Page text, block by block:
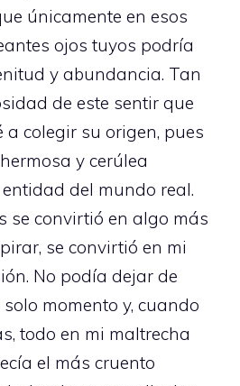
únicamente en esos
ojos tuyos podría
y abundancia. Tan
de este sentir que
colegir su origen, pues
y cerúlea
del mundo real.
se convirtió en algo más
se convirtió en mi
No podía dejar de
momento y, cuando
todo en mi maltrecha
el más cruento